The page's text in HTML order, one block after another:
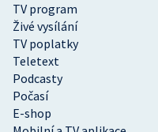
TV program
Živé vysílání
TV poplatky
Teletext
Podcasty
Počasí
E-shop